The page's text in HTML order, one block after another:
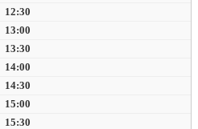
12:30
13:00
13:30
14:00
14:30
15:00
15:30